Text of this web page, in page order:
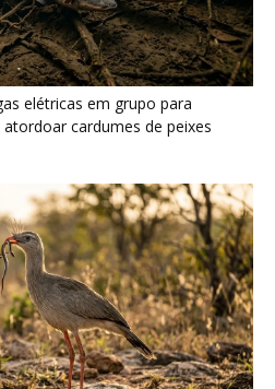
elétricas em grupo para
cardumes de peixes